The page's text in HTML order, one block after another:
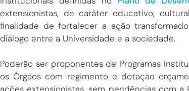
extensionistas, de caráter educativo,
finalidade de fortalecer a ação
diálogo entre a Universidade e a sociedade.
Poderão ser proponentes de Programas
os Órgãos com regimento e dotação